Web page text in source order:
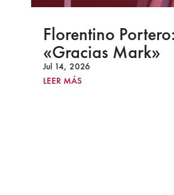
Florentino Portero:
«Gracias Mark»
Jul 14, 2026
LEER MÁS